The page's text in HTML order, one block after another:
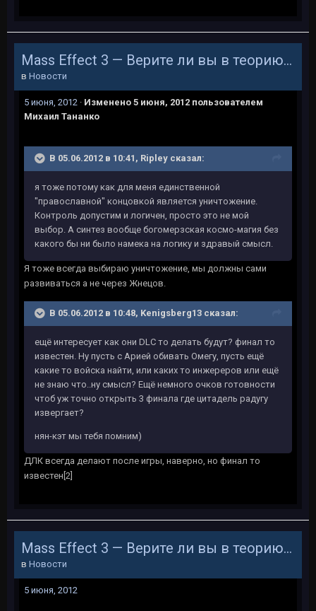
Mass Effect 3 — Верите ли вы в теорию индоктринации?
в Новости
5 июня, 2012 · Изменено 5 июня, 2012 пользователем
Михаил Тананко
В 05.06.2012 в 10:41, Ripley сказал:
я тоже потому как для меня единственной
"православной" концовкой является уничтожение.
Контроль допустим и логичен, просто это не мой
выбор. А синтез вообще богомерзская космо-магия без
какого бы ни было намека на логику и здравый смысл.
Я тоже всегда выбираю уничтожение, мы должны сами
развиваться а не через Жнецов.
В 05.06.2012 в 10:48, Kenigsberg13 сказал:
ещё интересует как они DLC то делать будут? финал то
известен. Ну пусть с Арией обивать Омегу, пусть ещё
какие то войска найти, или каких то инжереров или ещё
не знаю что..ну смысл? Ещё немного очков готовности
чтоб уж точно открыть 3 финала где цитадель радугу
извергает?
нян-кэт мы тебя помним)
ДЛК всегда делают после игры, наверно, но финал то
известен[2]
Mass Effect 3 — Верите ли вы в теорию индоктринации?
в Новости
5 июня, 2012